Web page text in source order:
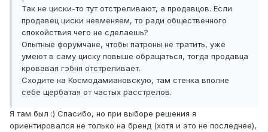
Так не циски-то тут отстреливают, а продавцов. Если
продавец циски невменяем, то ради общественного
спокойствия чего не сделаешь?
Опытные форумчане, чтобы патроны не тратить, уже
умеют в саму циску повыше обращаться, тогда продавца
кровавая гэбня отстреливает.
Сходите на Космодамиановскую, там стенка вполне
себе щербатая от частых расстрелов.
Я там был :) Спасибо, но при выборе решения я
ориентировался не только на бренд (хотя и это не последнее),